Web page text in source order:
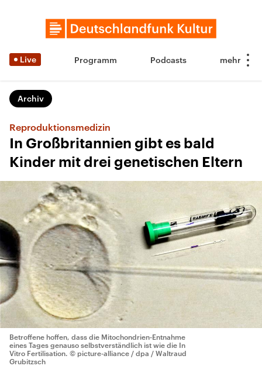
Live Programm Podcasts
Archiv
Reproduktionsmedizin
In Großbritannien gibt es bald
Kinder mit drei genetischen Eltern
Betroffene hoffen, dass die Mitochondrien-Entnahme
eines Tages genauso selbstverständlich ist wie die In
Vitro Fertilisation. © picture-alliance / dpa / Waltraud
Grubitzsch